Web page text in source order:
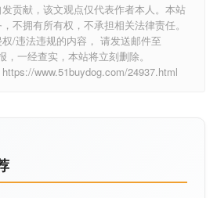
贡献，该文观点仅代表作者本人。本站
不拥有所有权，不承担相关法律责任。
/违法违规的内容， 请发送邮件至
一经查实，本站将立刻删除。
www.51buydog.com/24937.html